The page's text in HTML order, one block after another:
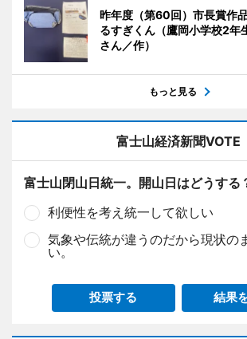
昨年度（第60回）市長賞作
るすぎくん（鷹岡小学校2年
さん／作）
もっと見る
富士山経済新聞VOTE
富士山閉山日統一。開山日はどうする
利便性を考え統一して欲しい
気象や伝統が違うのだから現状の
い。
投票する 結果